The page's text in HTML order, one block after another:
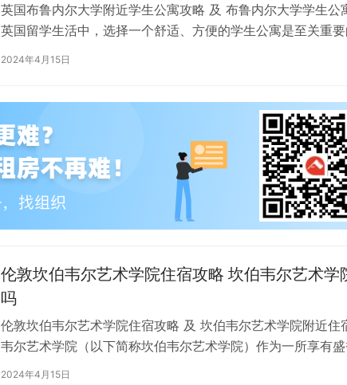
英国布鲁内尔大学附近学生公寓攻略 及 布鲁内尔大学学生公
英国留学生活中，选择一个舒适、方便的学生公寓是至关重
2024年4月15日
伦敦坎伯韦尔艺术学院住宿攻略 坎伯韦尔艺术学
吗
伦敦坎伯韦尔艺术学院住宿攻略 及 坎伯韦尔艺术学院附近住
韦尔艺术学院（以下简称坎伯韦尔艺术学院）作为一所享有
吸引了全球各地的学子前来学习。而对于即将…
2024年4月15日